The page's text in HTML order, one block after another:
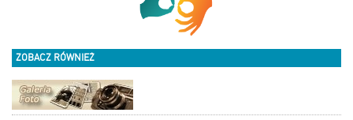
ZOBACZ RÓWNIEŻ